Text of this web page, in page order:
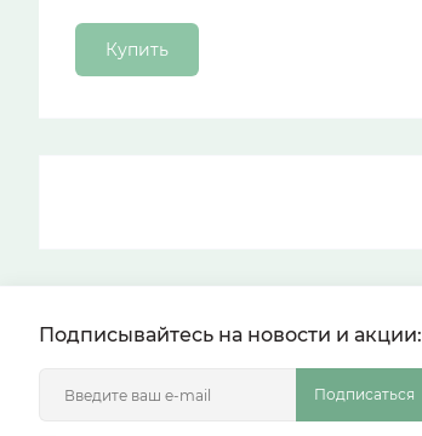
Купить
Подписывайтесь на новости и акции:
Подписаться